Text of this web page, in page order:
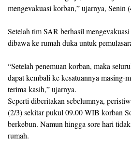
mengevakuasi korban,” ujarnya, Senin
Setelah tim SAR berhasil
dibawa ke rumah duka untuk
“Setelah penemuan korban, maka
dapat kembali ke kesatuannya masing-
terima kasih,” ujarnya.
Seperti diberitakan sebelumnya,
(2/3) sekitar pukul 09.00 WIB korban
berkebun. Namun hingga sore hari
rumah.